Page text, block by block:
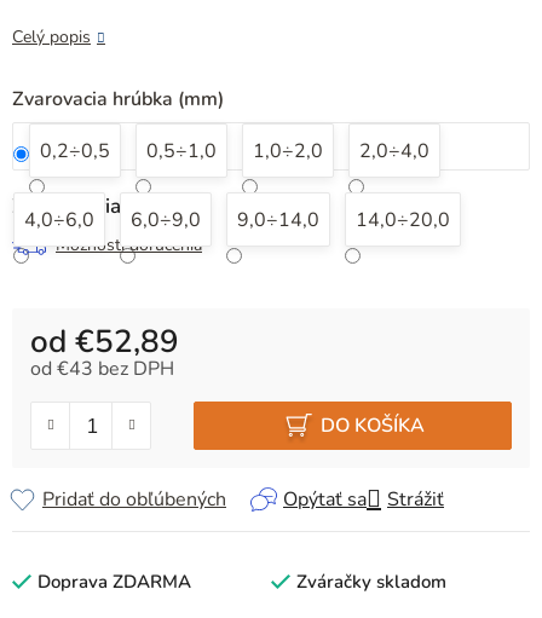
Celý popis
Zvarovacia hrúbka (mm)
0,2÷0,5
0,5÷1,0 1,0÷2,0 2,0÷4,0
4,0÷6,0 6,0÷9,0 9,0÷14,0 14,0÷20,0
Zvoľte variant
Možnosti doručenia
od €52,89
od €43 bez DPH
DO KOŠÍKA
Opýtať sa Strážiť
Pridať do obľúbených
Doprava ZDARMA Zváračky skladom